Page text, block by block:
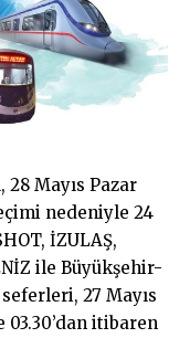
28 Mayıs Pazar
nedeniyle 24
İZULAŞ,
ile Büyükşehir-
27 Mayıs
itibaren